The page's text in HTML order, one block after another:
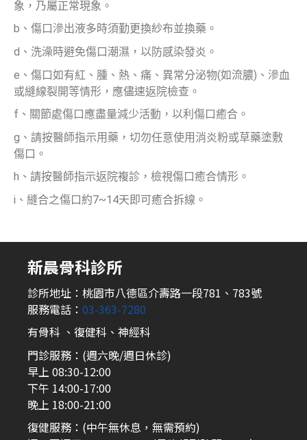
象，乃屬正常現象。
b、傷口滲出液多時須勤更換紗布並換藥。
d、洗澡時避免傷口潮濕，以防感染發炎。
e、傷口如有紅、腫、熱、痛、異常分泌物(如流膿)、滲血
或縫線裂開等情形，應儘速返院檢查。
f、關節處傷口應盡量減少活動，以利傷口癒合。
g、請按醫師指示用藥，切勿任意使用消炎粉或草藥塗敷
傷口。
h、請按醫師指示返院複診，檢視傷口癒合情形。
i、縫合之傷口約7~14天即可癒合拆線。
新晨骨科診所
診所地址：桃園市八德區介壽路一段781、783號
服務電話： 03-363-7280
有骨科 、復健科、神經科
門診服務：(週六晚/週日休診)
早上 08:30-12:00
下午 14:00-17:00
晚上 18:00-21:00
復健服務：(中午無休息，無需預約)